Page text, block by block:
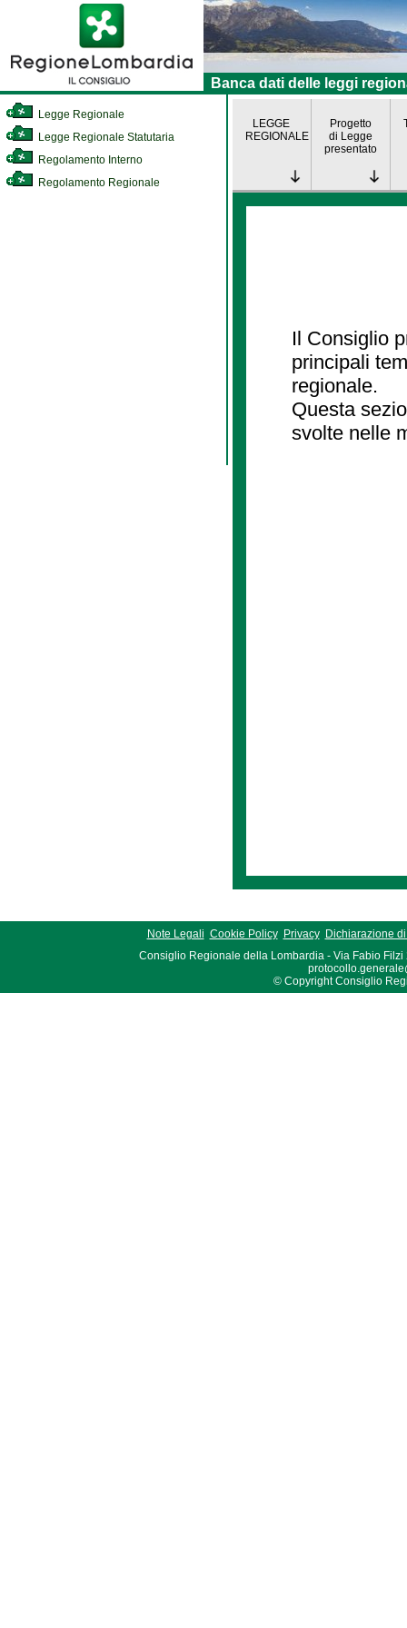
Banca dati delle leggi
Legge Regionale
Legge Regionale Statutaria
Regolamento Interno
Regolamento Regionale
LEGGE
REGIONALE
Progetto
di Legge
presentato
Il Consiglio
principali
regionale.
Questa
svolte nelle
Note Legali Cookie Policy Privacy
Dichiarazione
Consiglio Regionale della Lombardia - Via Fabio Filzi
© Copyright Consiglio